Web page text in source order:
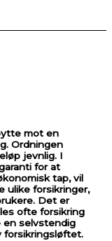
mot en
Ordningen
jevnlig. I
for at
tap, vil
ulike forsikringer,
Det er
ofte forsikring
en selvstendig
forsikringsløftet.